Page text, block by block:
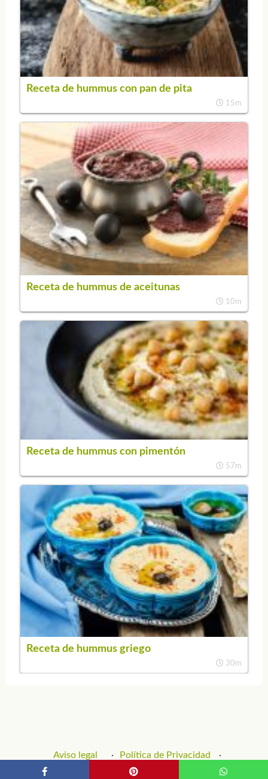
Receta de hummus con pan de pita
15m
Receta de hummus de aceitunas
10m
Receta de hummus con pimentón
57m
Receta de hummus griego
30m
Aviso legal
Política de Privacidad
Política de Cookies
Contacto y Publicidad